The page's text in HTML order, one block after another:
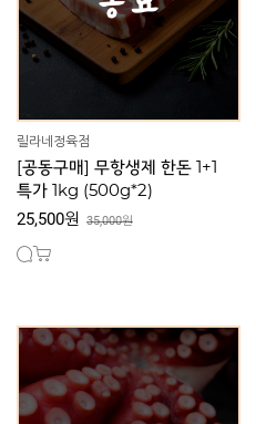
릴라네정육점
[공동구매] 무항생제 한돈 1+1
특가 1kg (500g*2)
25,500원 35,000원